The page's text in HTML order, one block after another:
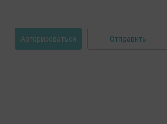
Авторизоваться Отправить